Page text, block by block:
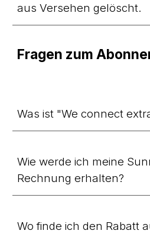
aus Versehen gelöscht.
Fragen zum
Was ist "We connect
Wie werde ich meine
Rechnung erhalten?
Wo finde ich den Rabatt